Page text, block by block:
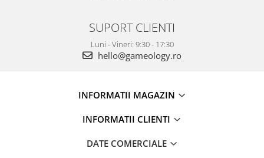
SUPORT CLIENTI
Luni - Vineri: 9:30 - 17:30
hello@gameology.ro
INFORMATII MAGAZIN
INFORMATII CLIENTI
DATE COMERCIALE